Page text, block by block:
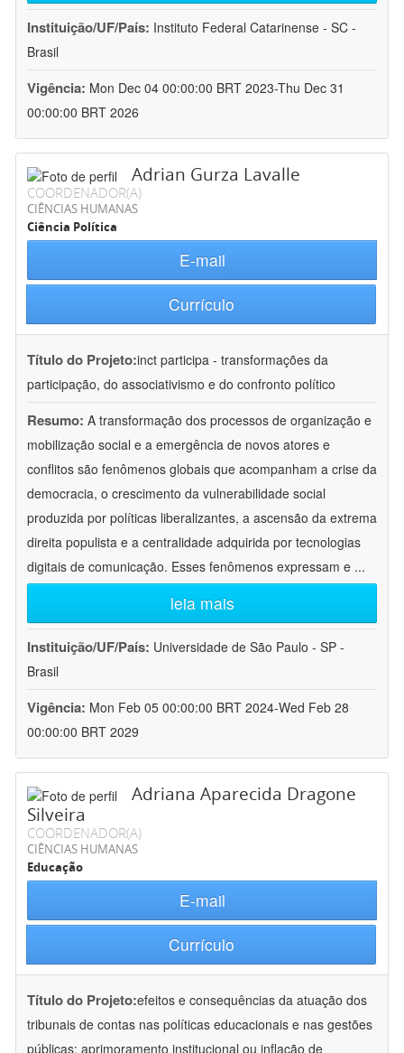
Instituição/UF/País: Instituto Federal Catarinense - SC -
Brasil
Vigência: Mon Dec 04 00:00:00 BRT 2023-Thu Dec 31
00:00:00 BRT 2026
Adrian Gurza Lavalle
COORDENADOR(A)
CIÊNCIAS HUMANAS
Ciência Política
E-mail
Currículo
Título do Projeto:inct participa - transformações da
participação, do associativismo e do confronto político
Resumo: A transformação dos processos de organização e
mobilização social e a emergência de novos atores e
conflitos são fenômenos globais que acompanham a crise da
democracia, o crescimento da vulnerabilidade social
produzida por políticas liberalizantes, a ascensão da extrema
direita populista e a centralidade adquirida por tecnologias
digitais de comunicação. Esses fenômenos expressam e ...
leia mais
Instituição/UF/País: Universidade de São Paulo - SP -
Brasil
Vigência: Mon Feb 05 00:00:00 BRT 2024-Wed Feb 28
00:00:00 BRT 2029
Adriana Aparecida Dragone
Silveira
COORDENADOR(A)
CIÊNCIAS HUMANAS
Educação
E-mail
Currículo
Título do Projeto:efeitos e consequências da atuação dos
tribunais de contas nas políticas educacionais e nas gestões
públicas: aprimoramento institucional ou inflação de